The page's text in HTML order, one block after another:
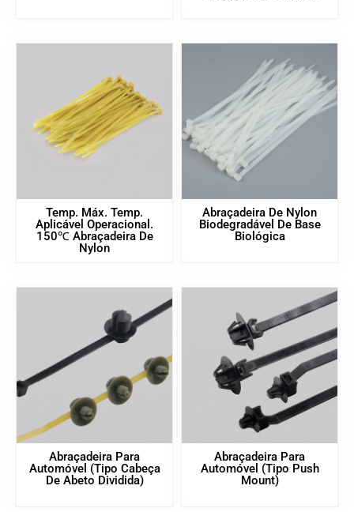
Temp. Máx. Temp.
Aplicável Operacional.
150℃ Abraçadeira De
Nylon
Abraçadeira De Nylon
Biodegradável De Base
Biológica
Abraçadeira Para
Automóvel (tipo Cabeça
De Abeto Dividida)
Abraçadeira Para
Automóvel (tipo Push
Mount)